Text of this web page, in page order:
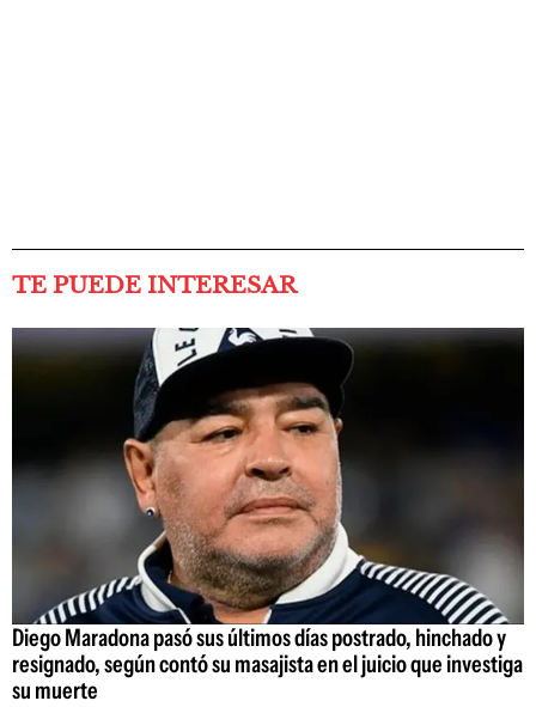
TE PUEDE INTERESAR
Diego Maradona pasó sus últimos días postrado, hinchado y
resignado, según contó su masajista en el juicio que investiga
su muerte